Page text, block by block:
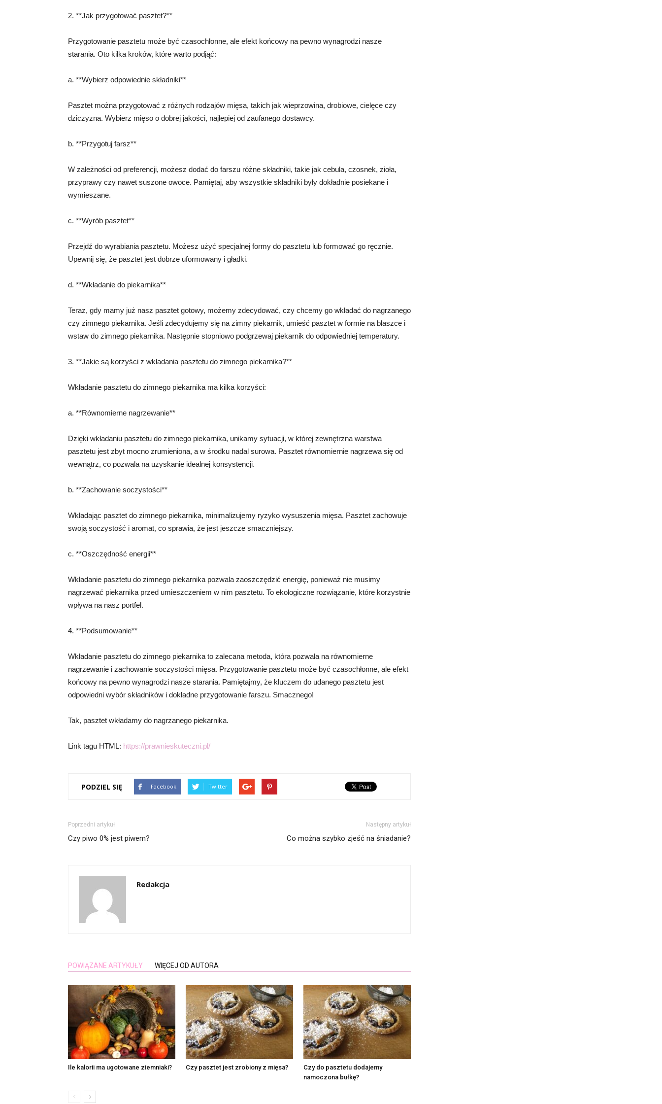
2. **Jak przygotować pasztet?**
Przygotowanie pasztetu może być czasochłonne, ale efekt końcowy na pewno wynagrodzi nasze
starania. Oto kilka kroków, które warto podjąć:
a. **Wybierz odpowiednie składniki**
Pasztet można przygotować z różnych rodzajów mięsa, takich jak wieprzowina, drobiowe, cielęce czy
dziczyzna. Wybierz mięso o dobrej jakości, najlepiej od zaufanego dostawcy.
b. **Przygotuj farsz**
W zależności od preferencji, możesz dodać do farszu różne składniki, takie jak cebula, czosnek, zioła,
przyprawy czy nawet suszone owoce. Pamiętaj, aby wszystkie składniki były dokładnie posiekane i
wymieszane.
c. **Wyrób pasztet**
Przejdź do wyrabiania pasztetu. Możesz użyć specjalnej formy do pasztetu lub formować go ręcznie.
Upewnij się, że pasztet jest dobrze uformowany i gładki.
d. **Wkładanie do piekarnika**
Teraz, gdy mamy już nasz pasztet gotowy, możemy zdecydować, czy chcemy go wkładać do nagrzanego
czy zimnego piekarnika. Jeśli zdecydujemy się na zimny piekarnik, umieść pasztet w formie na blaszce i
wstaw do zimnego piekarnika. Następnie stopniowo podgrzewaj piekarnik do odpowiedniej temperatury.
3. **Jakie są korzyści z wkładania pasztetu do zimnego piekarnika?**
Wkładanie pasztetu do zimnego piekarnika ma kilka korzyści:
a. **Równomierne nagrzewanie**
Dzięki wkładaniu pasztetu do zimnego piekarnika, unikamy sytuacji, w której zewnętrzna warstwa
pasztetu jest zbyt mocno zrumieniona, a w środku nadal surowa. Pasztet równomiernie nagrzewa się od
wewnątrz, co pozwala na uzyskanie idealnej konsystencji.
b. **Zachowanie soczystości**
Wkładając pasztet do zimnego piekarnika, minimalizujemy ryzyko wysuszenia mięsa. Pasztet zachowuje
swoją soczystość i aromat, co sprawia, że jest jeszcze smaczniejszy.
c. **Oszczędność energii**
Wkładanie pasztetu do zimnego piekarnika pozwala zaoszczędzić energię, ponieważ nie musimy
nagrzewać piekarnika przed umieszczeniem w nim pasztetu. To ekologiczne rozwiązanie, które korzystnie
wpływa na nasz portfel.
4. **Podsumowanie**
Wkładanie pasztetu do zimnego piekarnika to zalecana metoda, która pozwala na równomierne
nagrzewanie i zachowanie soczystości mięsa. Przygotowanie pasztetu może być czasochłonne, ale efekt
końcowy na pewno wynagrodzi nasze starania. Pamiętajmy, że kluczem do udanego pasztetu jest
odpowiedni wybór składników i dokładne przygotowanie farszu. Smacznego!
Tak, pasztet wkładamy do nagrzanego piekarnika.
Link tagu HTML: https://prawnieskuteczni.pl/
PODZIEL SIĘ Facebook Twitter
Poprzedni artykuł
Czy piwo 0% jest piwem?
Następny artykuł
Co można szybko zjeść na śniadanie?
Redakcja
POWIĄZANE ARTYKUŁY WIĘCEJ OD AUTORA
Ile kalorii ma ugotowane ziemniaki? Czy pasztet jest zrobiony z mięsa?
Czy do pasztetu dodajemy
namoczona bułkę?